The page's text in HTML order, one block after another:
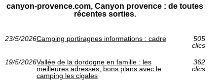
canyon-provence.com, Canyon provence : de toutes
récentes sorties.
23/5/2026Camping portiragnes informations : cadre
505
clics
19/5/2026Vallée de la dordogne en famille : les
meilleures adresses, bons plans avec le
camping les cigales
362
clics